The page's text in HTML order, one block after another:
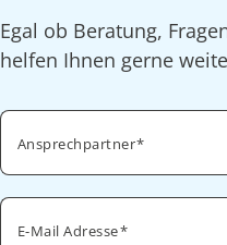
Egal ob Beratung,
helfen Ihnen gerne
Ansprechpartner
E-Mail Adresse